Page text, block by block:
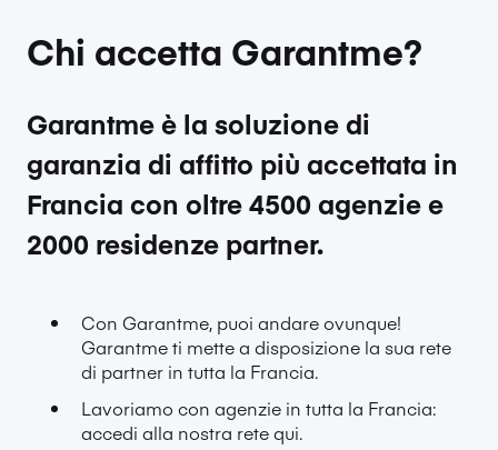
Chi accetta Garantme?
Garantme è la soluzione di
garanzia di affitto più accettata in
Francia con oltre 4500 agenzie e
2000 residenze partner.
Con Garantme, puoi andare ovunque!
Garantme ti mette a disposizione la sua rete
di partner in tutta la Francia.
Lavoriamo con agenzie in tutta la Francia:
accedi alla nostra rete qui.